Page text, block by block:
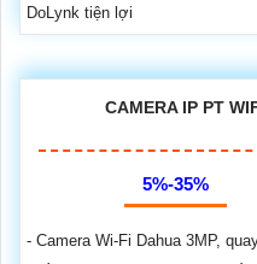
DoLynk tiện lợi
CAMERA IP PT
5%-35%
- Camera Wi-Fi Dahua 3MP,